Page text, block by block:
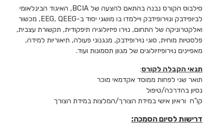
סילבוס הקורס נבנה בהתאם להצעה של
BCIA, האיגוד הבינלאומי
לביופידבק ונוירופידבק ויילמדו בו מושגי יסוד ב-
EEG, QEEG, מכשור
ואלקטרוניקה של התחום, נוירו פיזיולוגיה תיפקודית, תקשורת עצבית,
פלסטיות מוחית, סוגי נוירופידבק, מנגנוני פעולה, תיאוריות למידה,
מאפיינים נוירופיזיולוגים של מגוון תסמונות ועוד.
תנאי הקבלה לקורס:
תואר שני לפחות ממוסד אקדמאי מוכר
נסיון בהדרכה/טיפול
קו"ח וראיון אישי במידת הצורך/המלצות במידת הצורך
דרישות לסיום הסמכה: